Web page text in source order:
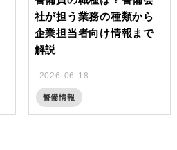
社が担う業務の種類から
企業担当者向け情報まで
解説
2026-06-18
警備情報